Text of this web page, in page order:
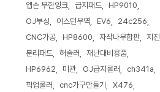
엡손 무한잉크
급지패드
HP9010
OJ부싱
이스턴무역 EV6
24c256
CNC가공
HP8600 자작나무합판
지진
분리패드
허슬러
재난대비용품
HP6962
미관 OJ급지롤러
ch341a
픽업롤러
cnc가구만들기
X476